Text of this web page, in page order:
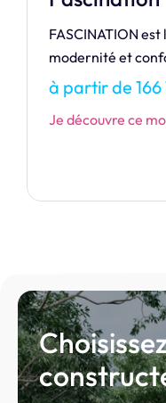
Notre maison de
l’univers
à partir de
Je découvre ce